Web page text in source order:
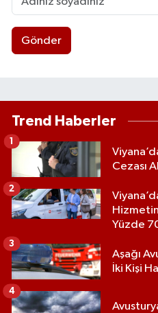
Gönder
Trend Haberler
Cezası
1
Yüzde
2
Aşağı
İki Kişi
3
4